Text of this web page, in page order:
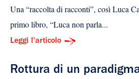
Una “raccolta di racconti”, così Luca
primo libro, “Luca non parla...
Leggi l'articolo
Rottura di un